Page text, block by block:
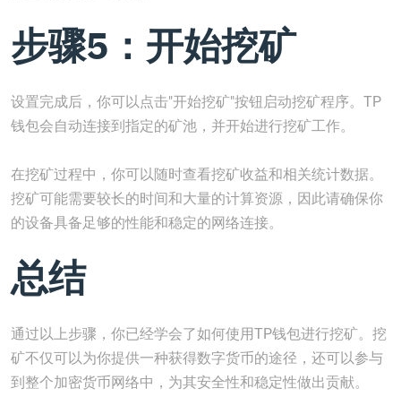
步骤5：开始挖矿
设置完成后，你可以点击"开始挖矿"按钮启动挖矿程序。TP
钱包会自动连接到指定的矿池，并开始进行挖矿工作。
在挖矿过程中，你可以随时查看挖矿收益和相关统计数据。
挖矿可能需要较长的时间和大量的计算资源，因此请确保你
的设备具备足够的性能和稳定的网络连接。
总结
通过以上步骤，你已经学会了如何使用TP钱包进行挖矿。挖
矿不仅可以为你提供一种获得数字货币的途径，还可以参与
到整个加密货币网络中，为其安全性和稳定性做出贡献。